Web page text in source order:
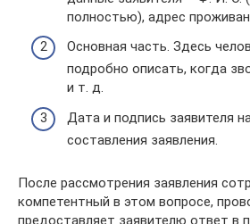
полностью), адрес
Основная часть. Здесь
подробно описать, когда
и т. д.
Дата и подпись заявителя
составления заявления.
После рассмотрения заявления
компетентный в этом вопросе,
предоставляет заявителю ответ в